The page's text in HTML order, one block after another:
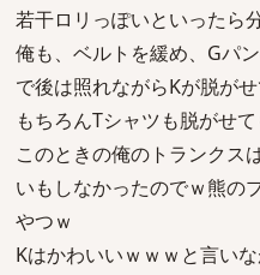
若干ロリっぽいといったら
俺も、ベルトを緩め、Gパ
で後は照れながらKが脱が
もちろんTシャツも脱がせ
このときの俺のトランクス
いもしなかったのでｗ熊の
やつｗ
Kはかわいいｗｗｗと言い